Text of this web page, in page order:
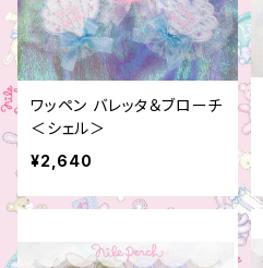
ワッペン バレッタ＆ブローチ
＜シェル＞
¥2,640